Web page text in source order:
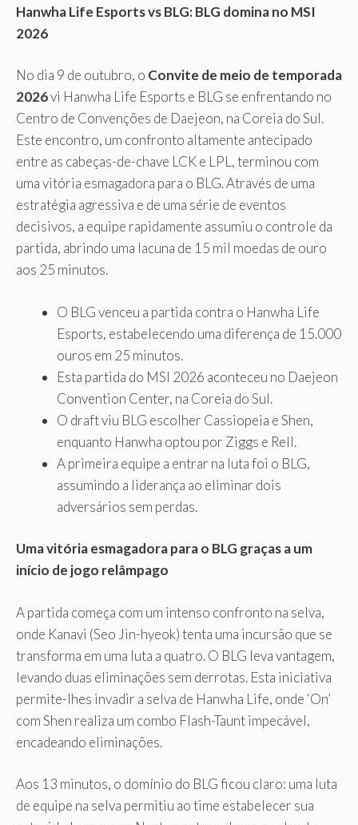
Hanwha Life Esports vs BLG: BLG domina no MSI
2026
No dia 9 de outubro, o Convite de meio de temporada
2026vi Hanwha Life Esports e BLG se enfrentando no
Centro de Convenções de Daejeon, na Coreia do Sul.
Este encontro, um confronto altamente antecipado
entre as cabeças-de-chave LCK e LPL, terminou com
uma vitória esmagadora para o BLG. Através de uma
estratégia agressiva e de uma série de eventos
decisivos, a equipe rapidamente assumiu o controle da
partida, abrindo uma lacuna de 15 mil moedas de ouro
aos 25 minutos.
O BLG venceu a partida contra o Hanwha Life
Esports, estabelecendo uma diferença de 15.000
ouros em 25 minutos.
Esta partida do MSI 2026 aconteceu no Daejeon
Convention Center, na Coreia do Sul.
O draft viu BLG escolher Cassiopeia e Shen,
enquanto Hanwha optou por Ziggs e Rell.
A primeira equipe a entrar na luta foi o BLG,
assumindo a liderança ao eliminar dois
adversários sem perdas.
Uma vitória esmagadora para o BLG graças a um
início de jogo relâmpago
A partida começa com um intenso confronto na selva,
onde Kanavi (Seo Jin-hyeok) tenta uma incursão que se
transforma em uma luta a quatro. O BLG leva vantagem,
levando duas eliminações sem derrotas. Esta iniciativa
permite-lhes invadir a selva de Hanwha Life, onde ‘On’
com Shen realiza um combo Flash-Taunt impecável,
encadeando eliminações.
Aos 13 minutos, o domínio do BLG ficou claro: uma luta
de equipe na selva permitiu ao time estabelecer sua